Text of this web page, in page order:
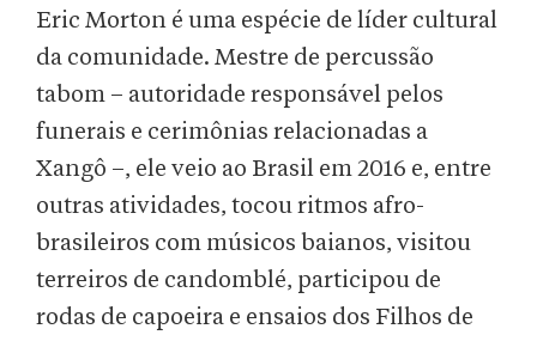
Eric Morton é uma espécie de líder cultural
da comunidade. Mestre de percussão
tabom – autoridade responsável pelos
funerais e cerimônias relacionadas a
Xangô –, ele veio ao Brasil em 2016 e, entre
outras atividades, tocou ritmos afro-
brasileiros com músicos baianos, visitou
terreiros de candomblé, participou de
rodas de capoeira e ensaios dos Filhos de